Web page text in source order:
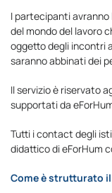
I partecipanti
del mondo del lavoro
oggetto degli incontri
saranno abbinati dei
Il servizio è riservato
supportati da
Tutti i contact degli
didattico di eForHum
Come è strutturato il